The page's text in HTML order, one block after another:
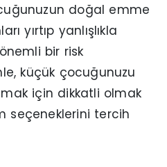
doğal emme
yırtıp yanlışlıkla
bir risk
küçük çocuğunuzu
için dikkatli olmak
seçeneklerini tercih